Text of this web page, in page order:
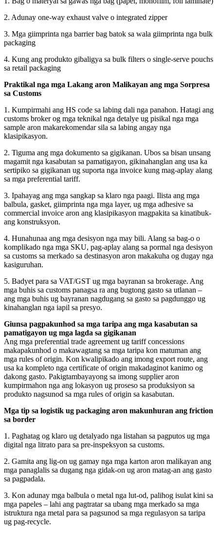
2. Adunay one-way exhaust valve o integrated zipper
3. Mga giimprinta nga barrier bag batok sa wala giimprinta nga bulk
packaging
4. Kung ang produkto gibaligya sa bulk filters o single-serve pouchs
sa retail packaging
Praktikal nga mga Lakang aron Malikayan ang mga Sorpresa
sa Customs
1. Kumpirmahi ang HS code sa labing dali nga panahon. Hatagi ang
customs broker og mga teknikal nga detalye ug pisikal nga mga
sample aron makarekomendar sila sa labing angay nga
klasipikasyon.
2. Tiguma ang mga dokumento sa gigikanan. Ubos sa bisan unsang
magamit nga kasabutan sa pamatigayon, gikinahanglan ang usa ka
sertipiko sa gigikanan ug suporta nga invoice kung mag-aplay alang
sa mga preferential tariff.
3. Ipahayag ang mga sangkap sa klaro nga paagi. Ilista ang mga
balbula, gasket, giimprinta nga mga layer, ug mga adhesive sa
commercial invoice aron ang klasipikasyon magpakita sa kinatibuk-
ang konstruksyon.
4. Hunahunaa ang mga desisyon nga may bili. Alang sa bag-o o
komplikado nga mga SKU, pag-aplay alang sa pormal nga desisyon
sa customs sa merkado sa destinasyon aron makakuha og dugay nga
kasiguruhan.
5. Badyet para sa VAT/GST ug mga bayranan sa brokerage. Ang
mga buhis sa customs panagsa ra ang bugtong gasto sa utlanan –
ang mga buhis ug bayranan nagdugang sa gasto sa pagdunggo ug
kinahanglan nga iapil sa presyo.
Giunsa pagpakunhod sa mga taripa ang mga kasabutan sa
pamatigayon ug mga lagda sa gigikanan
Ang mga preferential trade agreement ug tariff concessions
makapakunhod o makawagtang sa mga taripa kon matuman ang
mga rules of origin. Kon kwalipikado ang imong export route, ang
usa ka kompleto nga certificate of origin makadaginot kanimo og
dakong gasto. Pakigtambayayong sa imong supplier aron
kumpirmahon nga ang lokasyon ug proseso sa produksiyon sa
produkto nagsunod sa mga rules of origin sa kasabutan.
Mga tip sa logistik ug packaging aron makunhuran ang friction
sa border
1. Paghatag og klaro ug detalyado nga listahan sa pagputos ug mga
digital nga litrato para sa pre-inspeksyon sa customs.
2. Gamita ang lig-on ug gamay nga mga karton aron malikayan ang
mga panaglalis sa dugang nga gidak-on ug aron matag-an ang gasto
sa pagpadala.
3. Kon adunay mga balbula o metal nga lut-od, palihog isulat kini sa
mga papeles – lahi ang pagtratar sa ubang mga merkado sa mga
istruktura nga metal para sa pagsunod sa mga regulasyon sa taripa
ug pag-recycle.